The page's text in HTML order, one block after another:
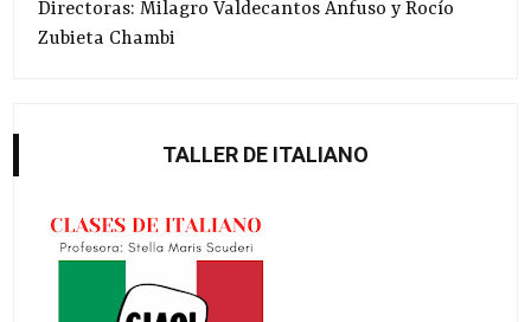
Directoras: Milagro Valdecantos Anfuso y Rocío
Zubieta Chambi
TALLER DE ITALIANO